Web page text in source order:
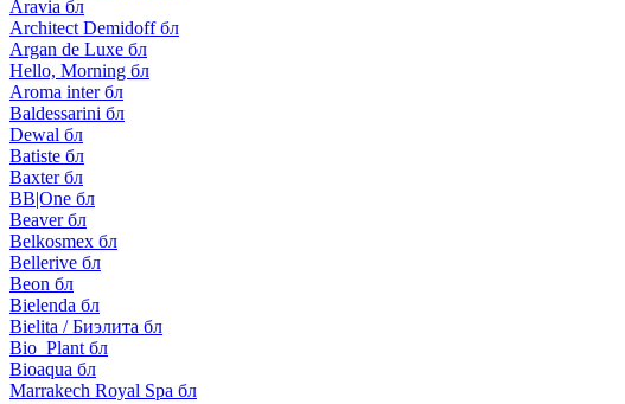
Aravia бл
Architect Demidoff бл
Argan de Luxe бл
Hello, Morning бл
Aroma inter бл
Baldessarini бл
Dewal бл
Batiste бл
Baxter бл
BB|One бл
Beaver бл
Belkosmex бл
Bellerive бл
Beon бл
Bielenda бл
Bielita / Биэлита бл
Bio_Plant бл
Bioaqua бл
Marrakech Royal Spa бл